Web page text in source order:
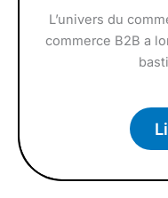
L’univers du
commerce B2B a